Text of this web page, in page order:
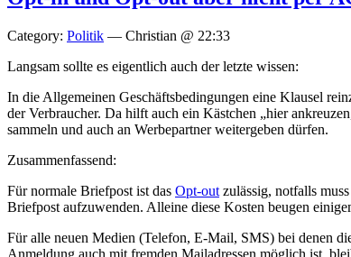
Category: Politik — Christian @ 22:33
Langsam sollte es eigentlich auch der letzte wissen:
In die Allgemeinen Geschäftsbedingungen eine Klausel
der Verbraucher. Da hilft auch ein Kästchen „hier
sammeln und auch an Werbepartner weitergeben dürfen.
Zusammenfassend:
Für normale Briefpost ist das Opt-out zulässig, notfalls
Briefpost aufzuwenden. Alleine diese Kosten beugen
Für alle neuen Medien (Telefon, E-Mail, SMS) bei denen
Anmeldung auch mit fremden Mailadressen möglich ist,